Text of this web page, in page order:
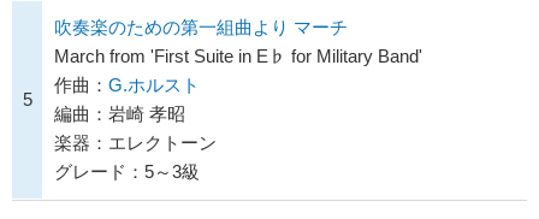
5
吹奏楽のための第一組曲より マーチ
March from 'First Suite in E♭ for Military Band'
作曲： G.ホルスト
編曲：岩崎 孝昭
楽器：エレクトーン
グレード：5～3級